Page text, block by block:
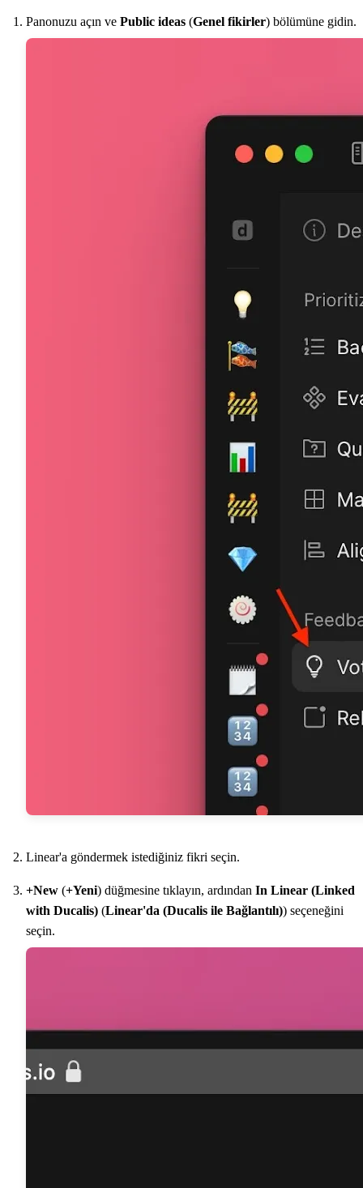
Panonuzu açın ve Public ideas (Genel fikirler) bölümüne gidin.
Linear'a göndermek istediğiniz fikri seçin.
+New (+Yeni) düğmesine tıklayın, ardından In Linear (Linked
with Ducalis) (Linear'da (Ducalis ile Bağlantılı)) seçeneğini
seçin.